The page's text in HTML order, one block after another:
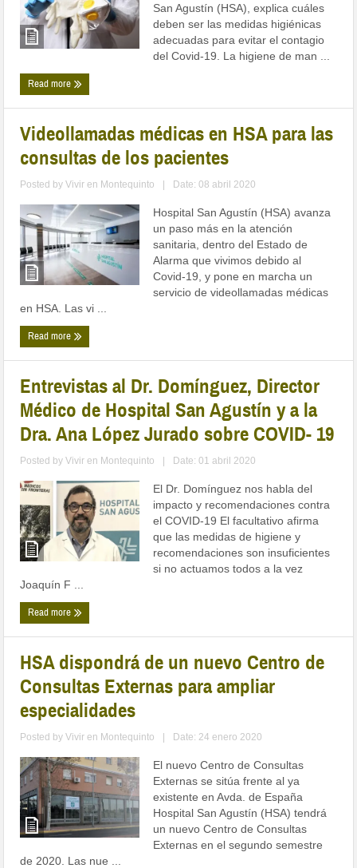
San Agustín (HSA), explica cuáles
deben ser las medidas higiénicas
adecuadas para evitar el contagio
del Covid-19. La higiene de man ...
Read more
Videollamadas médicas en HSA para las
consultas de los pacientes
Posted byVivir en Montequinto Date: 08 abril 2020
Hospital San Agustín (HSA) avanza
un paso más en la atención
sanitaria, dentro del Estado de
Alarma que vivimos debido al
Covid-19, y pone en marcha un
servicio de videollamadas médicas
en HSA. Las vi ...
Read more
Entrevistas al Dr. Domínguez, Director
Médico de Hospital San Agustín y a la
Dra. Ana López Jurado sobre COVID- 19
Posted byVivir en Montequinto Date: 01 abril 2020
El Dr. Domínguez nos habla del
impacto y recomendaciones contra
el COVID-19 El facultativo afirma
que las medidas de higiene y
recomendaciones son insuficientes
si no actuamos todos a la vez
Joaquín F ...
Read more
HSA dispondrá de un nuevo Centro de
Consultas Externas para ampliar
especialidades
Posted byVivir en Montequinto Date: 24 enero 2020
El nuevo Centro de Consultas
Externas se sitúa frente al ya
existente en Avda. de España
Hospital San Agustín (HSA) tendrá
un nuevo Centro de Consultas
Externas en el segundo semestre
de 2020. Las nue ...